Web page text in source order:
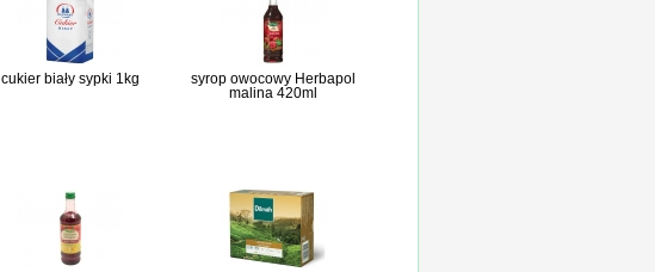
cukier biały sypki 1kg
syrop owocowy Herbapol
malina 420ml